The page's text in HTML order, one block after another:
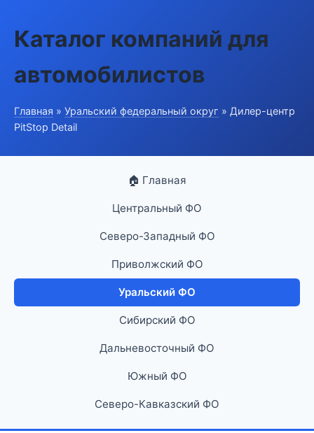
Каталог компаний для
автомобилистов
Главная » Уральский федеральный округ » Дилер-центр
PitStop Detail
🏠 Главная
Центральный ФО
Северо-Западный ФО
Приволжский ФО
Уральский ФО
Сибирский ФО
Дальневосточный ФО
Южный ФО
Северо-Кавказский ФО